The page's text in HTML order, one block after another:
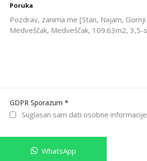
Poruka
GDPR Sporazum *
Suglasan sam dati osobne informacije
WhatsApp